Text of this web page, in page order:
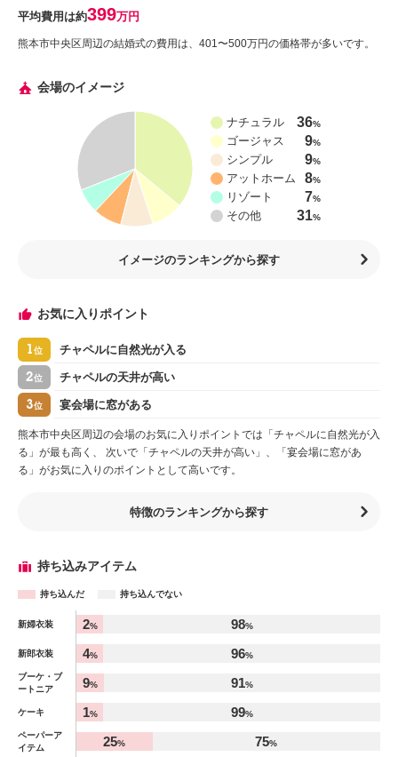
平均費用は約399万円
熊本市中央区周辺の結婚式の費用は、401〜500万円の価格帯が多いです。
会場のイメージ
ナチュラル 36%
ゴージャス 9%
シンプル 9%
アットホーム 8%
リゾート 7%
その他 31%
イメージのランキングから探す
お気に入りポイント
1位 チャペルに自然光が入る
2位 チャペルの天井が高い
3位 宴会場に窓がある
熊本市中央区周辺の会場のお気に入りポイントでは「チャペルに自然光が入
る」が最も高く、 次いで「チャペルの天井が高い」、「宴会場に窓があ
る」がお気に入りのポイントとして高いです。
特徴のランキングから探す
持ち込みアイテム
持ち込んだ 持ち込んでない
アイテム
%
新婦衣装 2% 98%
新郎衣装 4% 96%
ブーケ・ブ
ートニア
9% 91%
ケーキ 1% 99%
ペーパーア
イテム
25% 75%